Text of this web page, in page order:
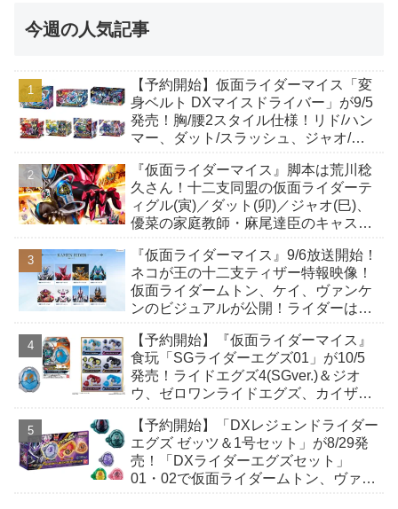
今週の人気記事
【予約開始】仮面ライダーマイス「変
身ベルト DXマイスドライバー」が9/5
発売！胸/腰2スタイル仕様！リド/ハン
マー、ダット/スラッシュ、ジャオ/バ
も！
『仮面ライダーマイス』脚本は荒川稔
久さん！十二支同盟の仮面ライダーテ
ィグル(寅)／ダット(卯)／ジャオ(巳)、
優菜の家庭教師・麻尾達臣のキャスト
んも変身！
『仮面ライダーマイス』9/6放送開始！
ネコが王の十二支ティザー特報映像！
仮面ライダームトン、ケイ、ヴァンケ
ンのビジュアルが公開！ライダーは子
【予約開始】『仮面ライダーマイス』
食玩「SGライダーエグズ01」が10/5
発売！ライドエグズ4(SGver.)＆ジオ
ウ、ゼロワンライドエグズ、カイザ、
【予約開始】「DXレジェンドライダー
エグズ ゼッツ＆1号セット」が8/29発
売！「DXライダーエグズセット」
01・02で仮面ライダームトン、ヴァン